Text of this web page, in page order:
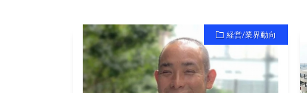
経営/業界動向